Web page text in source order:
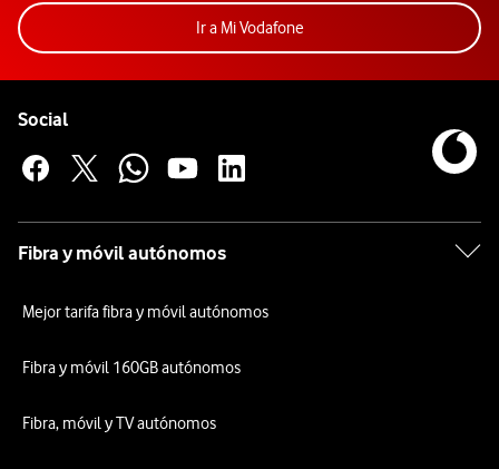
Ir a Mi VodafoneAcceder a la app Mi
Social
Fibra y móvil autónomos
Mejor tarifa fibra y móvil autónomos
Fibra y móvil 160GB autónomos
Fibra, móvil y TV autónomos